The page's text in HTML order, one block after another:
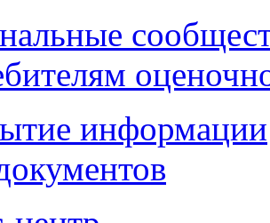
информации